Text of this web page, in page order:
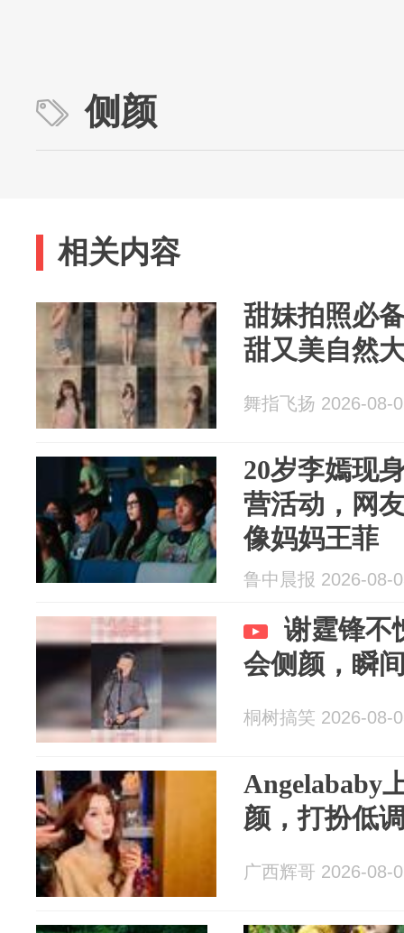
侧颜
相关内容
甜妹拍照必
甜又美自然
舞指飞扬 2026-08-
20岁李嫣现
营活动，网
像妈妈王菲
鲁中晨报 2026-08-
谢霆锋不
会侧颜，瞬
桐树搞笑 2026-08-
Angelababy
颜，打扮低
广西辉哥 2026-08-